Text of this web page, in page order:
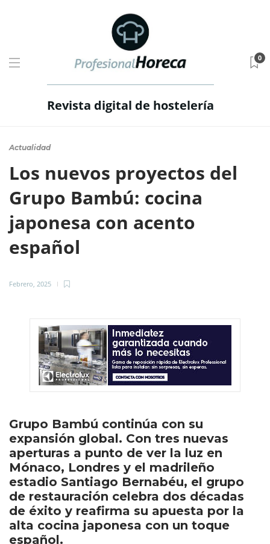
Revista digital de hostelería
0
Actualidad
Los nuevos proyectos del
Grupo Bambú: cocina
japonesa con acento
español
Febrero, 2025
Grupo Bambú continúa con su
expansión global. Con tres nuevas
aperturas a punto de ver la luz en
Mónaco, Londres y el madrileño
estadio Santiago Bernabéu, el grupo
de restauración celebra dos décadas
de éxito y reafirma su apuesta por la
alta cocina japonesa con un toque
español.